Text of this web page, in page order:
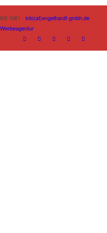
1061 - info(at)engelhardt-gmbh.de